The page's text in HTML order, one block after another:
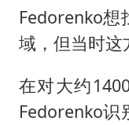
Fedorenko想
域，但当时这
在对大约
Fedorenko识